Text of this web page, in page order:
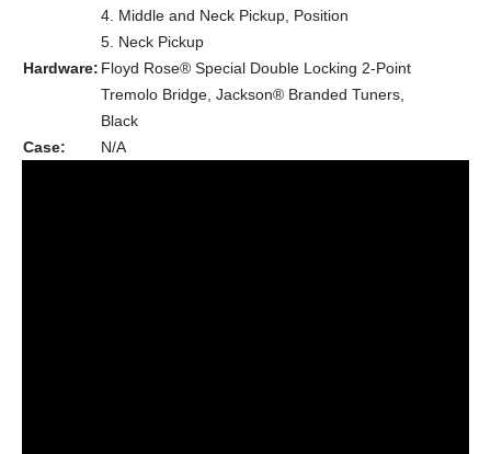
4. Middle and Neck Pickup, Position
5. Neck Pickup
Hardware: Floyd Rose® Special Double Locking 2-Point
Tremolo Bridge, Jackson® Branded Tuners,
Black
Case:
N/A